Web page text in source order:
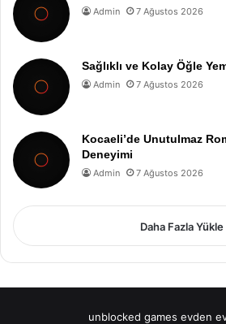
Admin 7 Ağustos 2026
Sağlıklı ve Kolay Öğle
Admin 7 Ağustos 2026
Kocaeli’de Unutulmaz
Deneyimi
Admin 7 Ağustos 2026
Daha Fazla Yükle
unblocked games evden